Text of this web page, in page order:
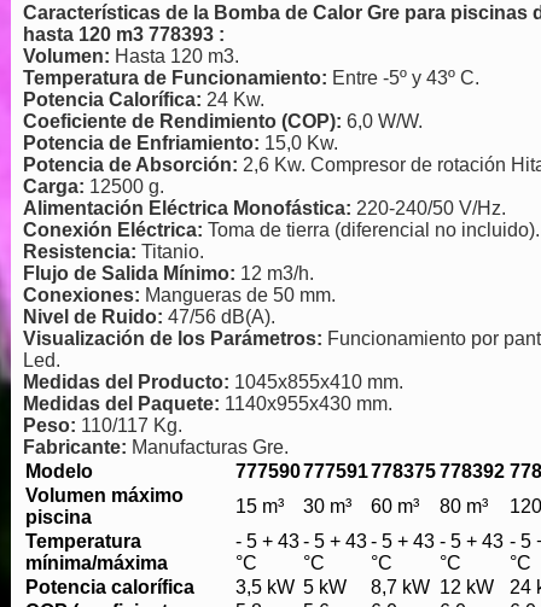
Características de la Bomba de Calor Gre para piscinas
hasta 120 m3 778393 :
Volumen: Hasta 120 m3.
Temperatura de Funcionamiento: Entre -5º y 43º C.
Potencia Calorífica: 24 Kw.
Coeficiente de Rendimiento (COP): 6,0 W/W.
Potencia de Enfriamiento: 15,0 Kw.
Potencia de Absorción: 2,6 Kw. Compresor de rotación
Carga: 12500 g.
Alimentación Eléctrica Monofástica: 220-240/50 V/Hz.
Conexión Eléctrica: Toma de tierra (diferencial no incluido).
Resistencia: Titanio.
Flujo de Salida Mínimo: 12 m3/h.
Conexiones: Mangueras de 50 mm.
Nivel de Ruido: 47/56 dB(A).
Visualización de los Parámetros: Funcionamiento por
Led.
Medidas del Producto: 1045x855x410 mm.
Medidas del Paquete: 1140x955x430 mm.
Peso: 110/117 Kg.
Fabricante: Manufacturas Gre.
Modelo
777590777591778375 778392
Volumen máximo
piscina
15 m³ 30 m³ 60 m³ 80 m³
Temperatura
mínima/máxima
- 5 + 43
°C
- 5 + 43
°C
- 5 + 43
°C
- 5 + 43
°C
- 5
°C
Potencia calorífica
3,5 kW 5 kW 8,7 kW 12 kW
24